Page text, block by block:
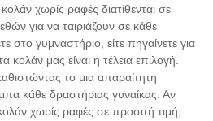
χωρίς ραφές διατίθενται σε
για να ταιριάζουν σε κάθε
στο γυμναστήριο, είτε πηγαίνετε για
κολάν μας είναι η τέλεια επιλογή.
το μια απαραίτητη
κάθε δραστήριας γυναίκας. Αν
χωρίς ραφές σε προσιτή τιμή,